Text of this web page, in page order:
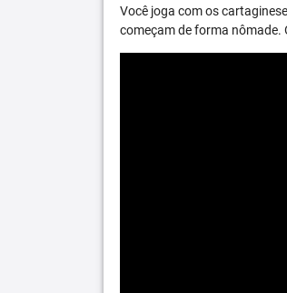
Você joga com os
começam de forma nômade.